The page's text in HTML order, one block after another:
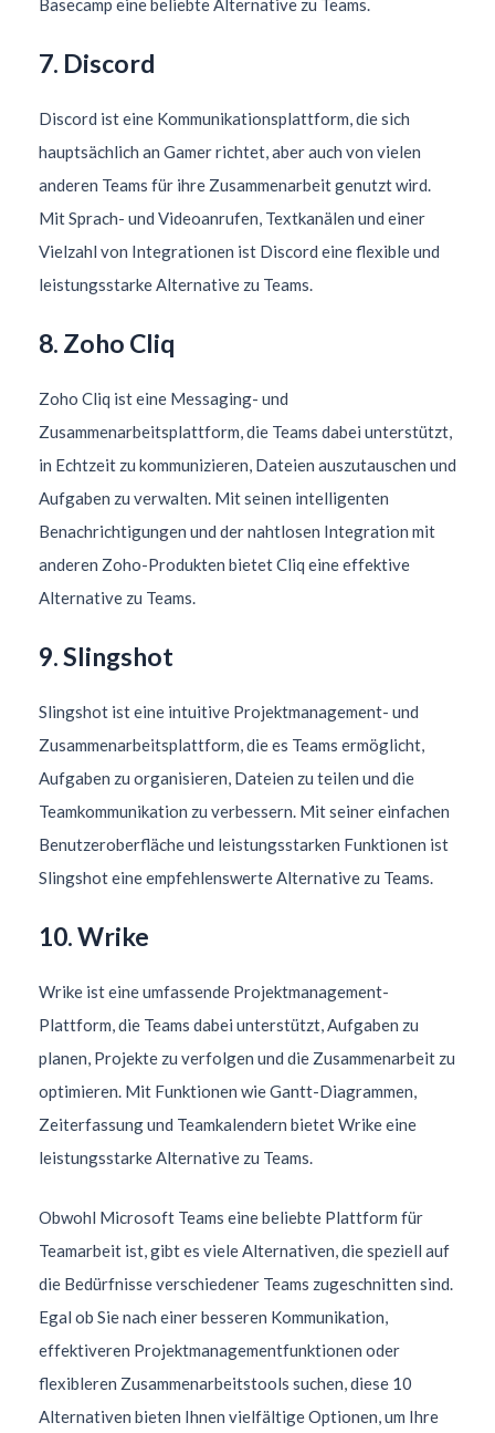
7. Discord
Discord ist eine Kommunikationsplattform, die sich
hauptsächlich an Gamer richtet, aber auch von vielen
anderen Teams für ihre Zusammenarbeit genutzt wird.
Mit Sprach- und Videoanrufen, Textkanälen und einer
Vielzahl von Integrationen ist Discord eine flexible und
leistungsstarke Alternative zu Teams.
8. Zoho Cliq
Zoho Cliq ist eine Messaging- und
Zusammenarbeitsplattform, die Teams dabei unterstützt,
in Echtzeit zu kommunizieren, Dateien auszutauschen und
Aufgaben zu verwalten. Mit seinen intelligenten
Benachrichtigungen und der nahtlosen Integration mit
anderen Zoho-Produkten bietet Cliq eine effektive
Alternative zu Teams.
9. Slingshot
Slingshot ist eine intuitive Projektmanagement- und
Zusammenarbeitsplattform, die es Teams ermöglicht,
Aufgaben zu organisieren, Dateien zu teilen und die
Teamkommunikation zu verbessern. Mit seiner einfachen
Benutzeroberfläche und leistungsstarken Funktionen ist
Slingshot eine empfehlenswerte Alternative zu Teams.
10. Wrike
Wrike ist eine umfassende Projektmanagement-
Plattform, die Teams dabei unterstützt, Aufgaben zu
planen, Projekte zu verfolgen und die Zusammenarbeit zu
optimieren. Mit Funktionen wie Gantt-Diagrammen,
Zeiterfassung und Teamkalendern bietet Wrike eine
leistungsstarke Alternative zu Teams.
Obwohl Microsoft Teams eine beliebte Plattform für
Teamarbeit ist, gibt es viele Alternativen, die speziell auf
die Bedürfnisse verschiedener Teams zugeschnitten sind.
Egal ob Sie nach einer besseren Kommunikation,
effektiveren Projektmanagementfunktionen oder
flexibleren Zusammenarbeitstools suchen, diese 10
Alternativen bieten Ihnen vielfältige Optionen, um Ihre